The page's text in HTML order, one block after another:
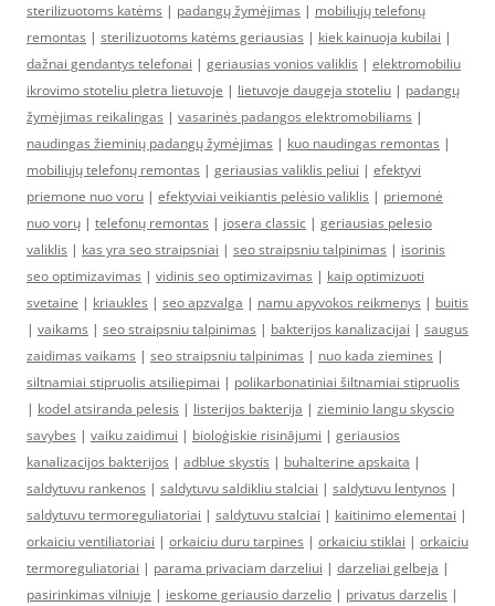
sterilizuotoms katėms | padangų žymėjimas | mobiliųjų telefonų
remontas | sterilizuotoms katėms geriausias | kiek kainuoja kubilai |
dažnai gendantys telefonai | geriausias vonios valiklis | elektromobiliu
ikrovimo stoteliu pletra lietuvoje | lietuvoje daugeja stoteliu | padangų
žymėjimas reikalingas | vasarinės padangos elektromobiliams |
naudingas žieminių padangų žymėjimas | kuo naudingas remontas |
mobiliųjų telefonų remontas | geriausias valiklis peliui | efektyvi
priemone nuo voru | efektyviai veikiantis pelėsio valiklis | priemonė
nuo vorų | telefonų remontas | josera classic | geriausias pelesio
valiklis | kas yra seo straipsniai | seo straipsniu talpinimas | isorinis
seo optimizavimas | vidinis seo optimizavimas | kaip optimizuoti
svetaine | kriaukles | seo apzvalga | namu apyvokos reikmenys | buitis
| vaikams | seo straipsniu talpinimas | bakterijos kanalizacijai | saugus
zaidimas vaikams | seo straipsniu talpinimas | nuo kada ziemines |
siltnamiai stipruolis atsiliepimai | polikarbonatiniai šiltnamiai stipruolis
| kodel atsiranda pelesis | listerijos bakterija | zieminio langu skyscio
savybes | vaiku zaidimui | bioloģiskie risinājumi | geriausios
kanalizacijos bakterijos | adblue skystis | buhalterine apskaita |
saldytuvu rankenos | saldytuvu saldikliu stalciai | saldytuvu lentynos |
saldytuvu termoreguliatoriai | saldytuvu stalciai | kaitinimo elementai |
orkaiciu ventiliatoriai | orkaiciu duru tarpines | orkaiciu stiklai | orkaiciu
termoreguliatoriai | parama privaciam darzeliui | darzeliai gelbeja |
pasirinkimas vilniuje | ieskome geriausio darzelio | privatus darzelis |